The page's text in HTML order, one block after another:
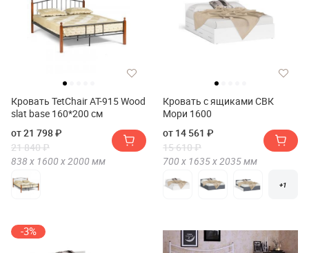
Кровать TetChair AT-915 Wood
slat base 160*200 см
от 21 798 ₽
21 840 ₽
838 х 1600 х2000 мм
Кровать с ящиками СВК
Мори 1600
от 14 561 ₽
15 610 ₽
700 х 1635 х2035мм
+1
-3%